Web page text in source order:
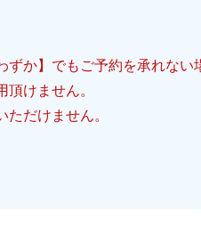
か】でもご予約を承れない
けません。
だけません。